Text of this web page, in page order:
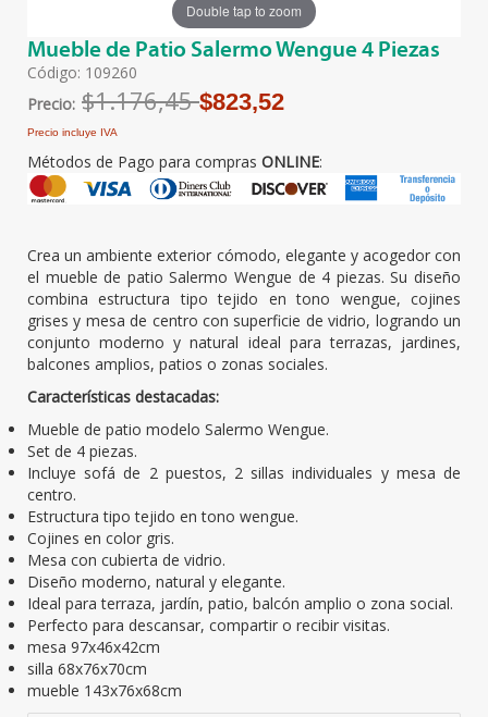
Double tap to zoom
Mueble de Patio Salermo Wengue 4 Piezas
Código: 109260
Precio: $1.176,45$823,52
Precio incluye IVA
Métodos de Pago para compras ONLINE:
Crea un ambiente exterior cómodo, elegante y acogedor con
el mueble de patio Salermo Wengue de 4 piezas. Su diseño
combina estructura tipo tejido en tono wengue, cojines
grises y mesa de centro con superficie de vidrio, logrando un
conjunto moderno y natural ideal para terrazas, jardines,
balcones amplios, patios o zonas sociales.
Características destacadas:
Mueble de patio modelo Salermo Wengue.
Set de 4 piezas.
Incluye sofá de 2 puestos, 2 sillas individuales y mesa de
centro.
Estructura tipo tejido en tono wengue.
Cojines en color gris.
Mesa con cubierta de vidrio.
Diseño moderno, natural y elegante.
Ideal para terraza, jardín, patio, balcón amplio o zona social.
Perfecto para descansar, compartir o recibir visitas.
mesa 97x46x42cm
silla 68x76x70cm
mueble 143x76x68cm